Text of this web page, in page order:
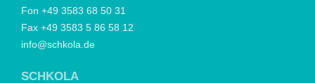
Fon +49 3583 68 50 31
Fax +49 3583 5 86 58 12
info@schkola.de
SCHKOLA